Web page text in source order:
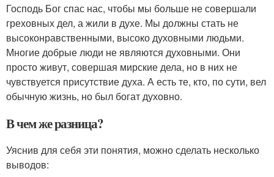
Господь Бог спас нас, чтобы мы больше не совершали
греховных дел, а жили в духе. Мы должны стать не
высоконравственными, высоко духовными людьми.
Многие добрые люди не являются духовными. Они
просто живут, совершая мирские дела, но в них не
чувствуется присутствие духа. А есть те, кто, по сути, вел
обычную жизнь, но был богат духовно.
В чем же разница?
Уяснив для себя эти понятия, можно сделать несколько
выводов: